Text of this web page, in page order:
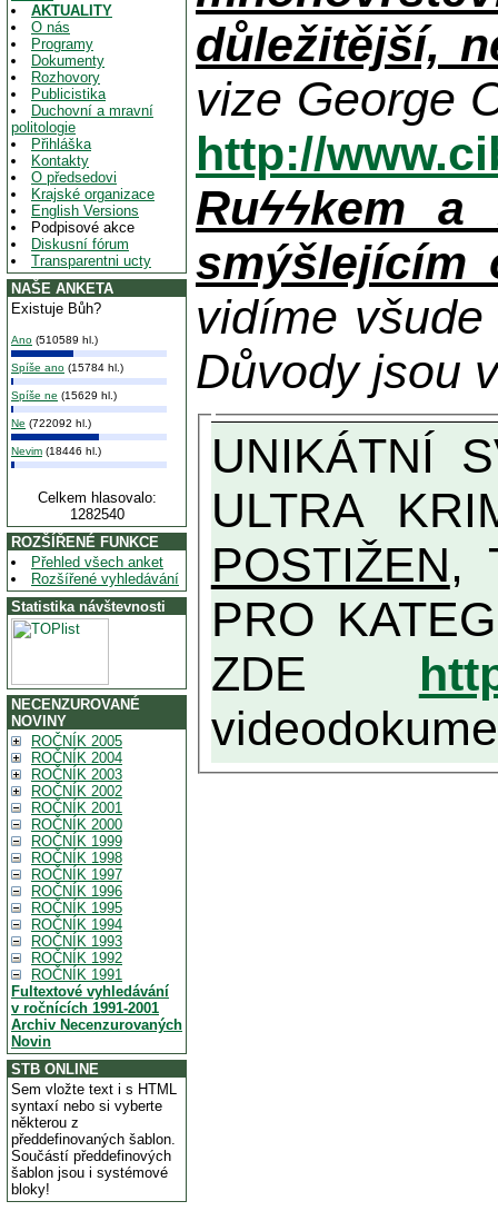
AKTUALITY
O nás
Programy
Dokumenty
Rozhovory
Publicistika
Duchovní a mravní
politologie
Přihláška
Kontakty
O předsedovi
Krajské organizace
English Versions
Podpisové akce
Diskusní fórum
Transparentni ucty
NAŠE ANKETA
Existuje Bůh?
Ano (510589 hl.)
Spíše ano (15784 hl.)
Spíše ne (15629 hl.)
Ne (722092 hl.)
Nevim (18446 hl.)
Celkem hlasovalo:
1282540
ROZŠÍŘENÉ FUNKCE
Přehled všech anket
Rozšířené vyhledávání
Statistika návštevnosti
NECENZUROVANÉ
NOVINY
ROČNÍK 2005
ROČNÍK 2004
ROČNÍK 2003
ROČNÍK 2002
ROČNÍK 2001
ROČNÍK 2000
ROČNÍK 1999
ROČNÍK 1998
ROČNÍK 1997
ROČNÍK 1996
ROČNÍK 1995
ROČNÍK 1994
ROČNÍK 1993
ROČNÍK 1992
ROČNÍK 1991
Fultextové vyhledávání
v ročnících 1991-2001
Archiv Necenzurovaných
Novin
STB ONLINE
Sem vložte text i s HTML
syntaxí nebo si vyberte
některou z
předdefinovaných šablon.
Součástí předdefinových
šablon jsou i systémové
bloky!
důležitější,
vize George
http://
Ruϟϟkem
smýšlejícím
vidíme
Důvody jsou
UNIKÁTNÍ SVĚDECTVÍ ZE SOUČASNOSTI: PŘEDSEDA VLASTIZRÁDNÉ VLÁDY KGB MIMOŘÁDNĚ DETAILNĚ O
ULTRA
POSTIŽEN,
PRO KATEGORII TĚCH VŮBEC
ZDE